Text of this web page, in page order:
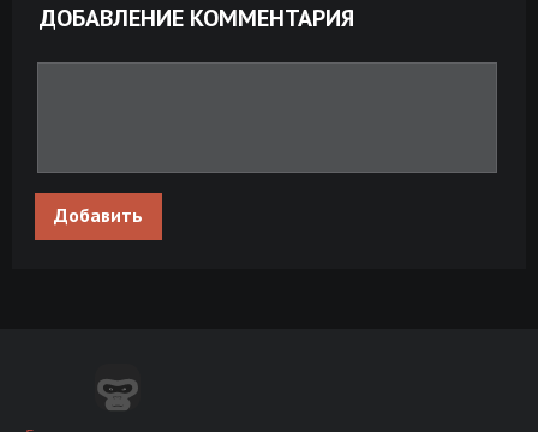
ДОБАВЛЕНИЕ КОММЕНТАРИЯ
Добавить